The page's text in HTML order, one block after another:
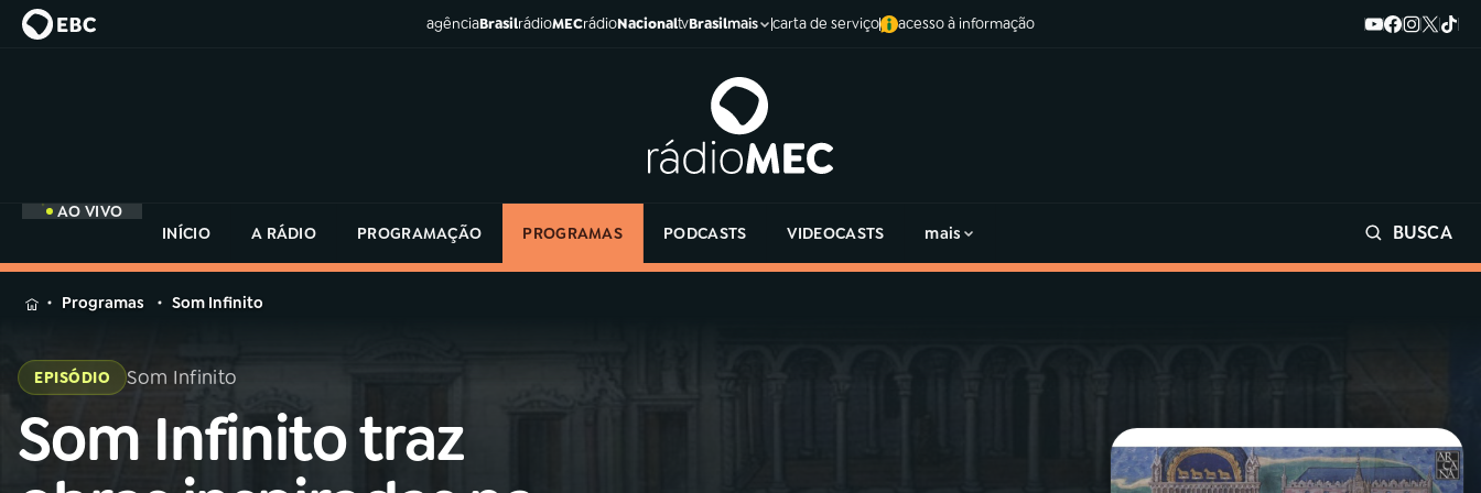
agênciaBrasilrádioMECrádioNacionaltvBrasilmais carta de serviço acesso à informação
AO VIVO
INÍCIO
A RÁDIO PROGRAMAÇÃO PROGRAMAS PODCASTS VIDEOCASTS mais BUSCA
MENU
Buscar
na
Rádio
na
Rádio
Programas Som Infinito
EPISÓDIO Som Infinito
Som Infinito traz